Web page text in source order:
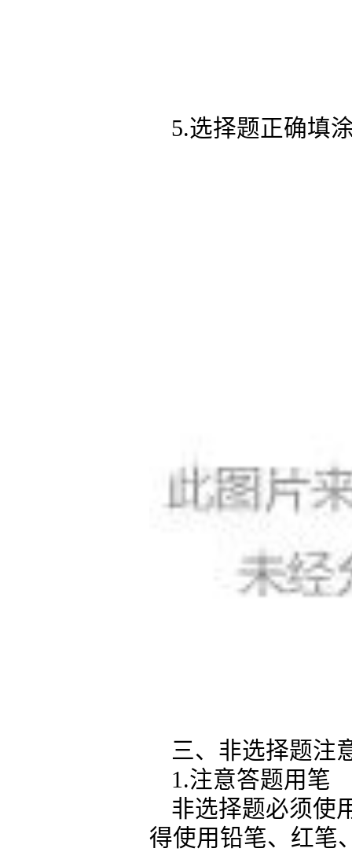
5.选择题正确填
三、非选择题注
1.注意答题用笔
非选择题必须使
得使用铅笔、红笔